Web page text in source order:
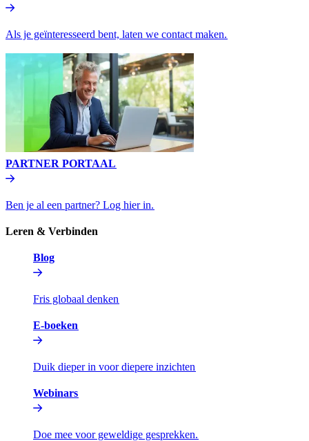
Als je geïnteresseerd bent, laten we contact maken.​​
PARTNER PORTAAL​​
Ben je al een partner? Log hier in.​​
Leren & Verbinden​​
Blog​​
Fris globaal denken​​
E-boeken​​
Duik dieper in voor diepere inzichten​​
Webinars​​
Doe mee voor geweldige gesprekken.​​